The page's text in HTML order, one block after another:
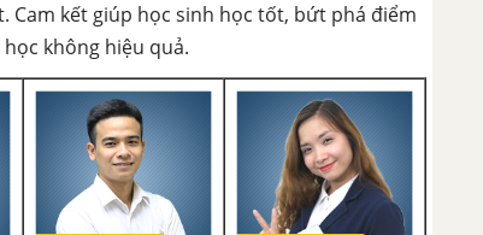
kết giúp học sinh học tốt, bứt phá điểm
không hiệu quả.